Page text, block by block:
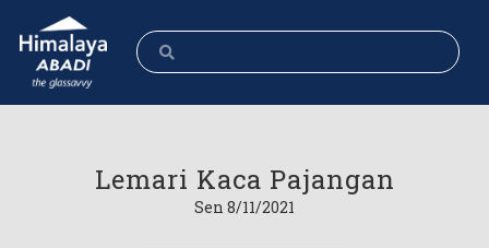
Lemari Kaca Pajangan
Sen 8/11/2021